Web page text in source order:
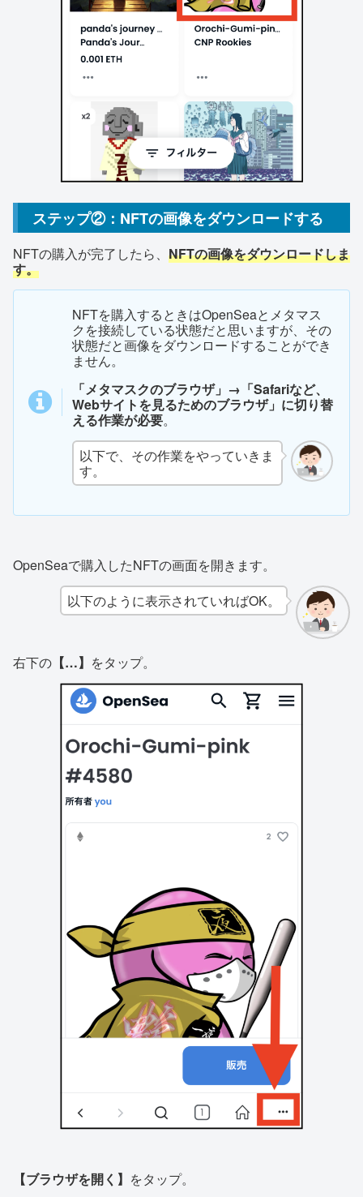
ステップ②：NFTの画像をダウンロードする
NFTの購入が完了したら、 NFTの画像をダウンロードしま
す。
NFTを購入するときはOpenSeaとメタマス
クを接続している状態だと思いますが、その
状態だと画像をダウンロードすることができ
ません。
「メタマスクのブラウザ」→「Safariなど、
Webサイトを見るためのブラウザ」に切り替
える作業が必要。
以下で、その作業をやっていきま
す。
OpenSeaで購入したNFTの画面を開きます。
以下のように表示されていればOK。
右下の 【…】 をタップ。
【ブラウザを開く】 をタップ。